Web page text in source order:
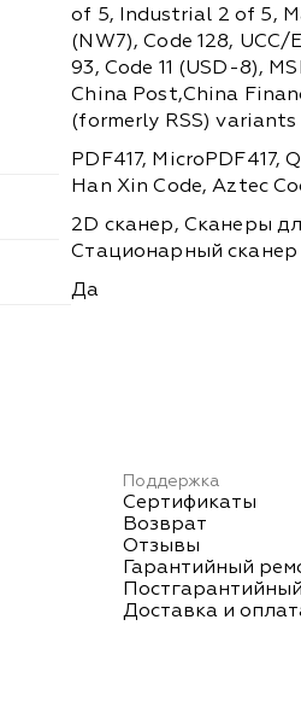
of 5, Industrial 2 of 5,
(NW7), Code 128, UCC/
93, Code 11 (USD-8),
China Post,China
(formerly RSS) variants
PDF417, MicroPDF417,
Han Xin Code, Aztec
2D сканер, Сканеры
Стационарный сканер
Да
Поддержка
Сертификаты
Возврат
Отзывы
Гарантийный
Доставка и